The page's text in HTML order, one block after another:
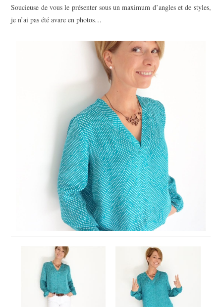
Soucieuse de vous le présenter sous un maximum d’angles et de styles,
je n’ai pas été avare en photos…